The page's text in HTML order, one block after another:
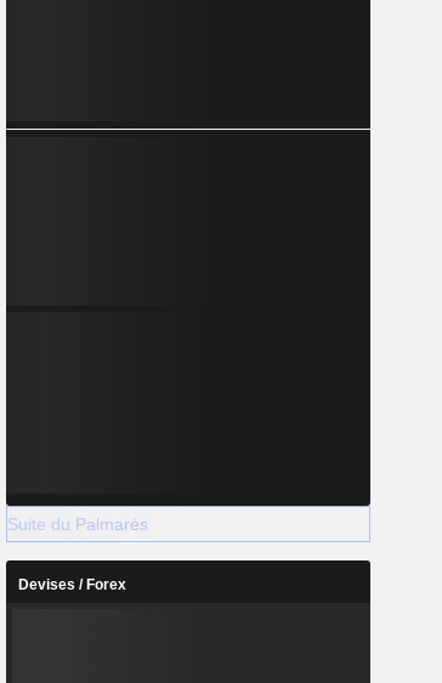
Suite du Palmarès
Devises / Forex